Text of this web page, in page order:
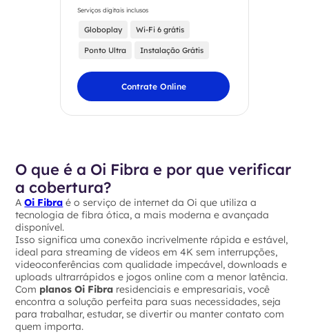
Serviços digitais inclusos
Globoplay Wi-Fi 6 grátis
Ponto Ultra Instalação Grátis
Contrate Online
O que é a Oi Fibra e por que verificar
a cobertura?
AOi Fibra é o serviço de internet da Oi que utiliza a
tecnologia de fibra ótica, a mais moderna e avançada
disponível.
Isso significa uma conexão incrivelmente rápida e estável,
ideal para streaming de vídeos em 4K sem interrupções,
videoconferências com qualidade impecável, downloads e
uploads ultrarrápidos e jogos online com a menor latência.
Com planos Oi Fibra residenciais e empresariais, você
encontra a solução perfeita para suas necessidades, seja
para trabalhar, estudar, se divertir ou manter contato com
quem importa.